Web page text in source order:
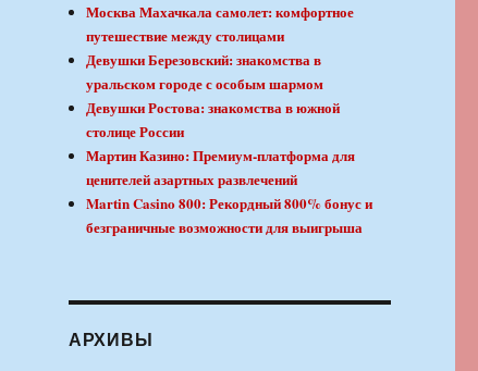
Москва Махачкала самолет: комфортное
путешествие между столицами
Девушки Березовский: знакомства в
уральском городе с особым шармом
Девушки Ростова: знакомства в южной
столице России
Мартин Казино: Премиум-платформа для
ценителей азартных развлечений
Martin Casino 800: Рекордный 800% бонус и
безграничные возможности для выигрыша
АРХИВЫ